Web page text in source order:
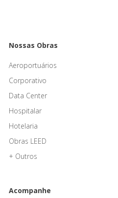
Nossas Obras
Aeroportuários
Corporativo
Data Center
Hospitalar
Hotelaria
Obras LEED
+ Outros
Acompanhe